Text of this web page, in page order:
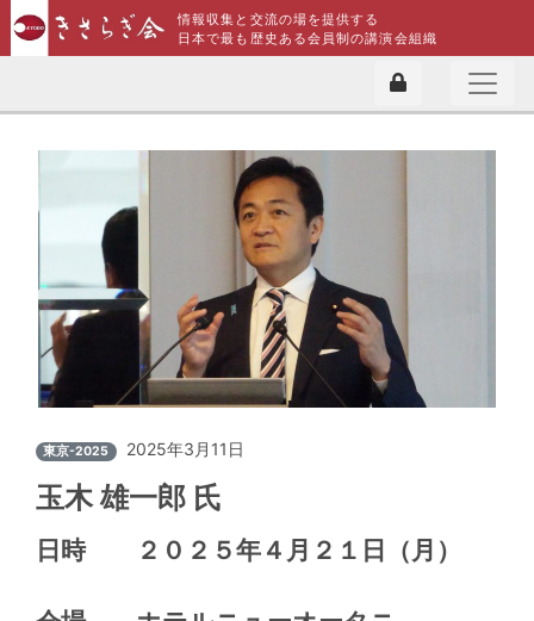
情報収集と交流の場を提供する
日本で最も歴史ある会員制の講演会組織
東京-2025 2025年3月11日
玉木 雄一郎 氏
日時 ２０２５年４月２１日（月）